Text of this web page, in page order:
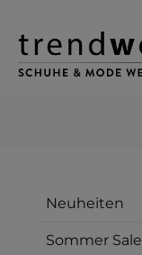
Neuheiten
Sommer Sale